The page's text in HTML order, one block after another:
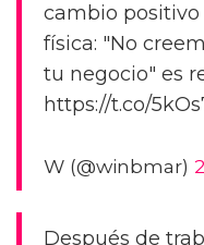
cambio positivo
física: "No
tu negocio" es
https://t.co/
W (@winbmar)
Después de